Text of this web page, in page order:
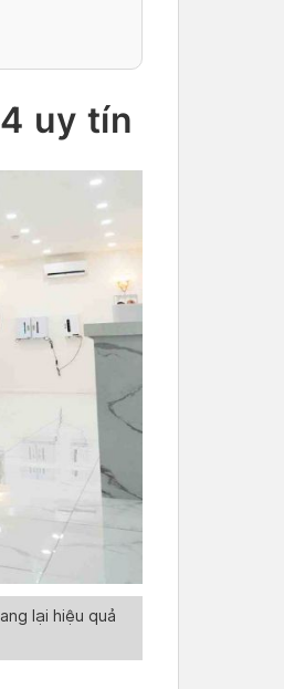
uy tín
lại hiệu quả